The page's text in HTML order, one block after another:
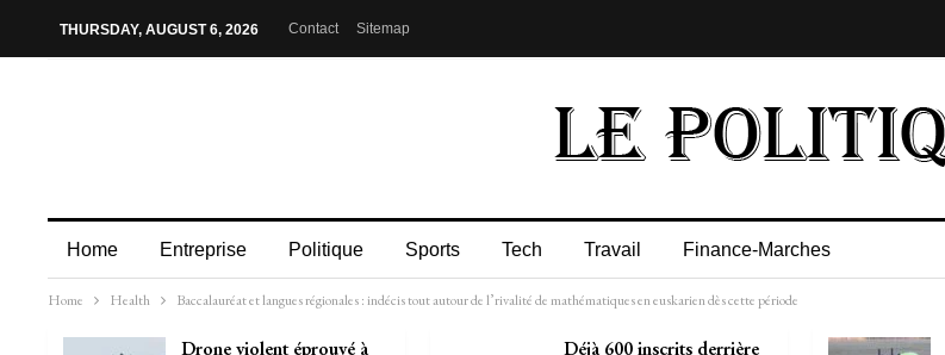
THURSDAY, AUGUST 6, 2026 Contact Sitemap
Home Entreprise Politique Sports Tech Travail Finance-Marches
Home Health Baccalauréat et langues régionales : indécis tout autour de l’rivalité de mathématiques en euskarien dès cette période
Drone violent éprouvé à
Déjà 600 inscrits derrière